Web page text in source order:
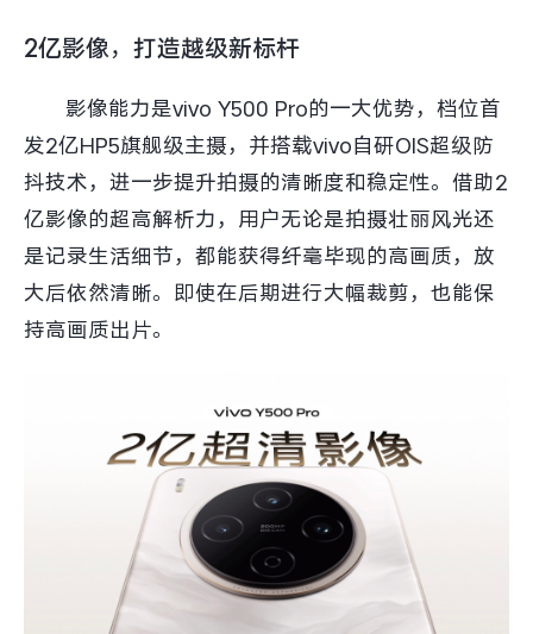
X Fold5 X200 Ultra
全部X机型 对比X机型
S20 Pro S20
Y500 Pro
全部Y机型 对比Y机型
iQOO 15 Ultra iQOO Z11 Turbo
iQOO Neo11 iQOO 15
全部iQOO机型 对比iQOO机型
iQOO Pad6 Pro iQOO TWS 5e
vivo WATCH GT 2 vivo Vision
全部智能硬件
2亿影像，打造越级新标杆
影像能力是vivo Y500 Pro的一大优势，档位首
发2亿HP5旗舰级主摄，并搭载vivo自研OIS超级防
抖技术，进一步提升拍摄的清晰度和稳定性。借助2
亿影像的超高解析力，用户无论是拍摄壮丽风光还
是记录生活细节，都能获得纤毫毕现的高画质，放
大后依然清晰。即使在后期进行大幅裁剪，也能保
持高画质出片。